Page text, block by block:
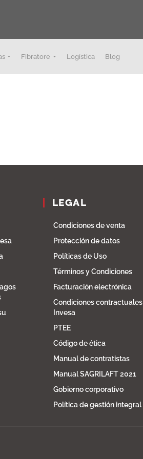
Fibratore Logística Blog
LEGAL
Condiciones de venta
Protección de datos
Políticas de Uso
Términos y Condiciones
Facturación electrónica
Condiciones contractuales
Invesa
PTEE
Código de ética
Manual de contratistas
Manual SAGRILAFT 2021
Gobierno corporativo
Política de gestión integral